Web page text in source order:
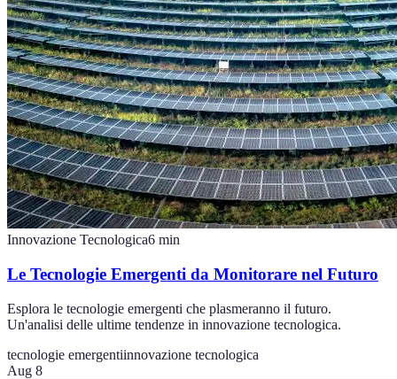
Innovazione Tecnologica6 min
Le Tecnologie Emergenti da Monitorare nel Futuro
Esplora le tecnologie emergenti che plasmeranno il futuro.
Un'analisi delle ultime tendenze in innovazione tecnologica.
tecnologie emergentiinnovazione tecnologica
Aug 8